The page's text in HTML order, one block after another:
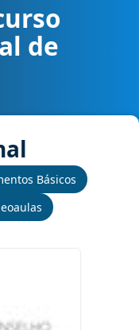
de Odontologia
de
Básicos